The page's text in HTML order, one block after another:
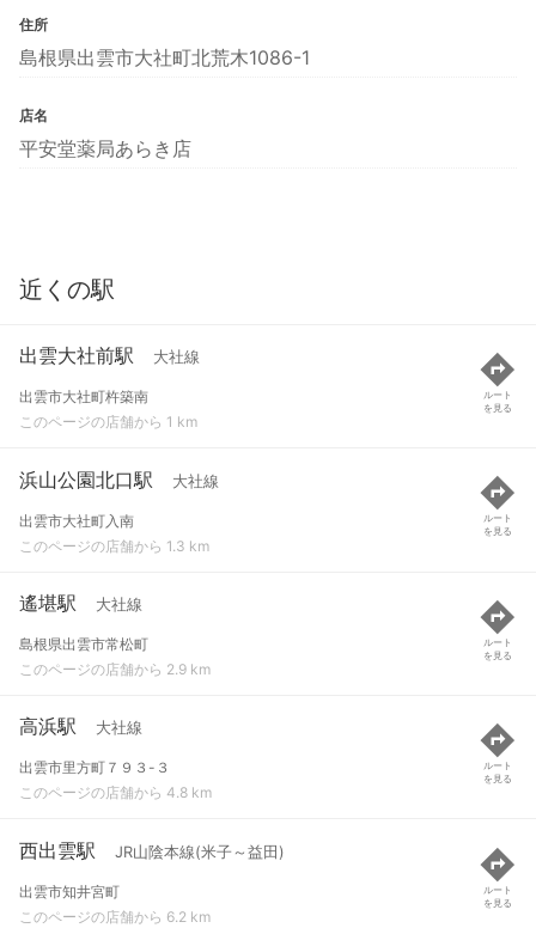
住所
島根県出雲市大社町北荒木1086-1
店名
平安堂薬局あらき店
近くの駅
出雲大社前駅 大社線
出雲市大社町杵築南
このページの店舗から 1 km
ルート
を見る
浜山公園北口駅 大社線
出雲市大社町入南
このページの店舗から 1.3 km
ルート
を見る
遙堪駅 大社線
島根県出雲市常松町
このページの店舗から 2.9 km
ルート
を見る
高浜駅 大社線
出雲市里方町７９３-３
このページの店舗から 4.8 km
ルート
を見る
西出雲駅 JR山陰本線(米子～益田)
出雲市知井宮町
このページの店舗から 6.2 km
ルート
を見る